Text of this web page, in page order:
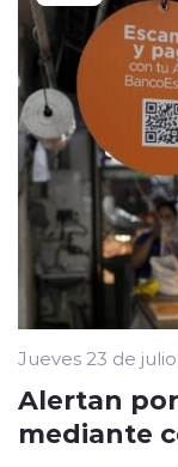
Jueves 23 de
Alertan
mediante